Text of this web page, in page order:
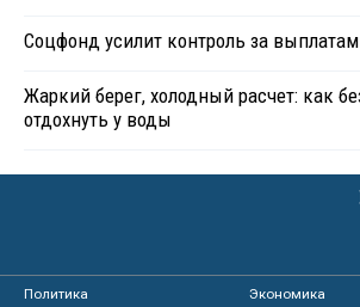
Соцфонд усилит контроль за
Жаркий берег, холодный расчет: как
отдохнуть у воды
Политика
Экономика